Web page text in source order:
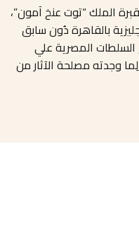
عن مقبرة الملك “توت عنخ آمون”،
بالقاهرة دُون سابق
السلطات المصرية علي
وجدته مصلحة الآثار من